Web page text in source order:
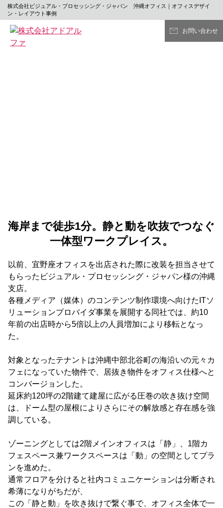
株式会社ビジュアル・プロセッシング・ジャパン 沖縄オフィス｜オフィスデザイ
ン・レイアウト事例
お問い合わせ
海岸まで徒歩1分。静と動を吹抜でつなぐ
一体型ワークプレイス。
以前、宜野座オフィスを出店された際に改装を担当させて
もらったビジュアル・プロセッシング・ジャパン様の沖縄
支店。
各種メディア（媒体）のコンテンツ制作環境へ向けたITソ
リューションプロバイダ事業を展開する同社では、約10
年前の出店時から5倍以上の人員増加により移転となっ
た。
対象となったテナントは沖縄中部北谷町の海沿いの元々カ
フェになっていた物件で、居抜き物件をオフィス仕様へと
コンバージョンした。
延床約120坪の2階建て建屋に広がる圧巻の吹き抜け空間
は、ドーム型の屋根によりさらにその解放感と存在感を強
調している。
ゾーニングとしては2階メインオフィスは「静」、1階カ
フェスペース兼ワークスペースは「動」の空間としてプラ
ンを進めた。
通常フロアを分けると社内コミュニケーションは分断され
希薄になりがちだが、
この「静と動」を吹き抜けで繋ぐ事で、オフィス全体で一